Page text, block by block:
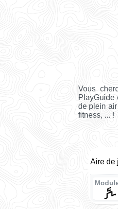
Vous
PlayGuide
de plein
fitness, ... !
Aire de